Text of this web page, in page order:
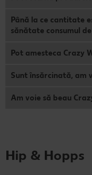
Până la ce cantitate
sănătate consumul
Pot amesteca Crazy
Sunt însărcinată, am
Am voie să beau
Hip & Hopps